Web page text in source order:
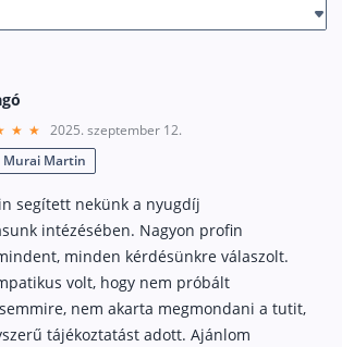
Nyugdíj kisokos – A magyar nyugdíjrendszer
Egyszerű Állami Nyugdíjkalkulátor
Nyugdíjbiztosítás vagy NYESZ? Melyik a jobb?
Melyik a legolcsóbb nyugdíjbiztosítás?
2025. szeptember 12.
Murai Martin
segített nekünk a nyugdíj
intézésében. Nagyon profin
minden kérdésünkre válaszolt.
volt, hogy nem próbált
nem akarta megmondani a tutit,
tájékoztatást adott. Ajánlom